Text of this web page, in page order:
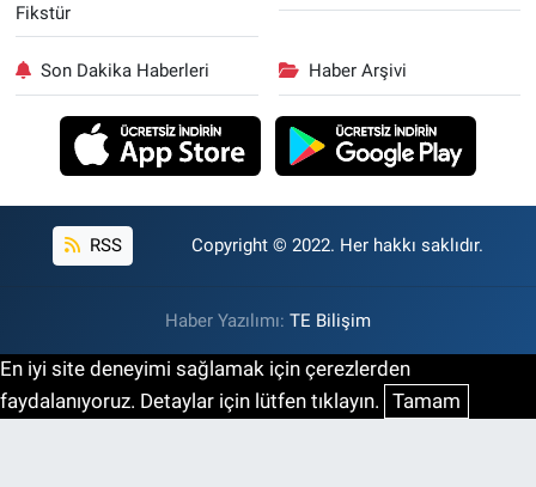
Fikstür
Son Dakika Haberleri Haber Arşivi
RSS Copyright © 2022. Her hakkı saklıdır.
Haber Yazılımı: TE Bilişim
En iyi site deneyimi sağlamak için çerezlerden
faydalanıyoruz. Detaylar için lütfen tıklayın. Tamam